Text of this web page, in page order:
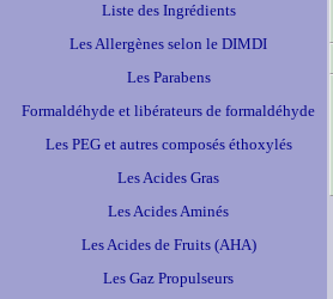
Liste des Ingrédients
Les Allergènes selon le DIMDI
Les Parabens
Formaldéhyde et libérateurs de formaldéhyde
Les PEG et autres composés éthoxylés
Les Acides Gras
Les Acides Aminés
Les Acides de Fruits (AHA)
Les Gaz Propulseurs